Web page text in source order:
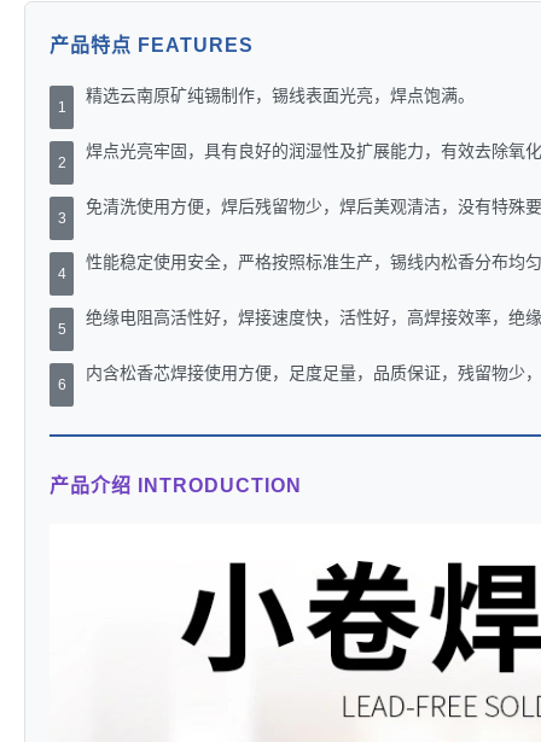
产品特点 FEATURES
1
精选云南原矿纯锡制作，锡线表面光亮，焊点饱满。
2
焊点光亮牢固，具有良好的润湿性及扩展能力，有效去除氧
3
免清洗使用方便，焊后残留物少，焊后美观清洁，没有特殊
4
性能稳定使用安全，严格按照标准生产，锡线内松香分布均
5
绝缘电阻高活性好，焊接速度快，活性好，高焊接效率，绝
6
内含松香芯焊接使用方便，足度足量，品质保证，残留物少
产品介绍 INTRODUCTION